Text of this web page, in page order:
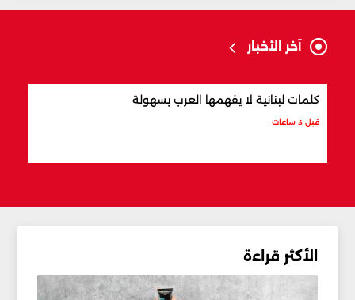
آخر الأخبار
كلمات لبنانية لا يفهمها العرب بسهولة
قبل 3 ساعات
الأكثر قراءة